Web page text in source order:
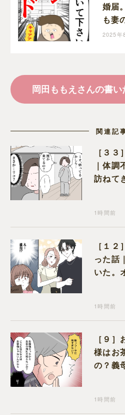
婚届
も妻
らな
2025年
岡田ももえさんの書
関連記
［３
｜体調
訪ねて
って
1時間前
［１
った話
いた。
1時間前
［９
様はお
の？義
1時間前